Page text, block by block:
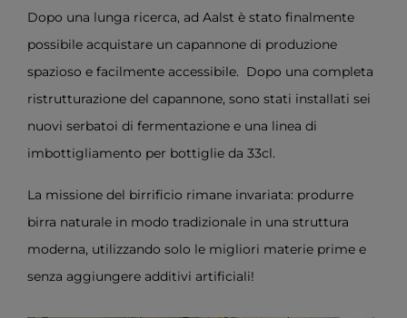
Dopo una lunga ricerca, ad Aalst è stato finalmente
possibile acquistare un capannone di produzione
spazioso e facilmente accessibile. Dopo una completa
ristrutturazione del capannone, sono stati installati sei
nuovi serbatoi di fermentazione e una linea di
imbottigliamento per bottiglie da 33cl.
La missione del birrificio rimane invariata: produrre
birra naturale in modo tradizionale in una struttura
moderna, utilizzando solo le migliori materie prime e
senza aggiungere additivi artificiali!